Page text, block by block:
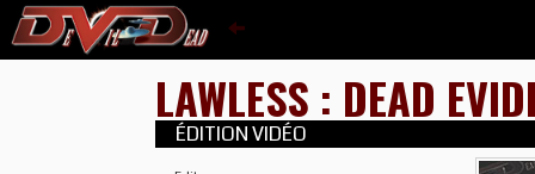
LAWLESS : DEAD
ÉDITION VIDÉO